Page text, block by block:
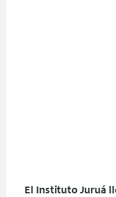
El Instituto Juruá